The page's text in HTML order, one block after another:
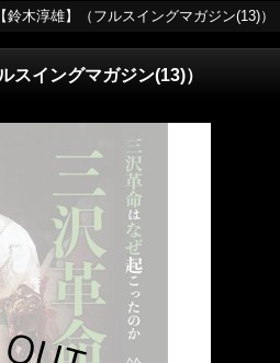
木淳雄】（フルスイングマガジン(13)）
イングマガジン(13)）